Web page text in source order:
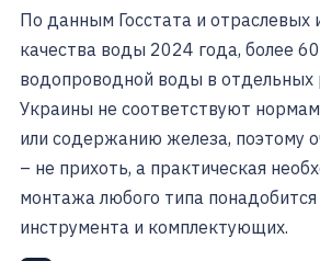
По данным Госстата и отраслевых
качества воды 2024 года, более
водопроводной воды в отдельных
Украины не соответствуют
или содержанию железа, поэтому
– не прихоть, а практическая
монтажа любого типа
инструмента и комплектующих.